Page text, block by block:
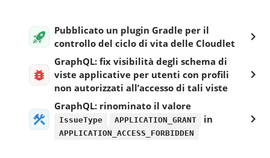
Pubblicato un plugin Gradle per il
controllo del ciclo di vita delle Cloudlet
GraphQL: fix visibilità degli schema di
viste applicative per utenti con profili
non autorizzati all’accesso di tali viste
GraphQL: rinominato il valore
IssueType APPLICATION_GRANT in
APPLICATION_ACCESS_FORBIDDEN